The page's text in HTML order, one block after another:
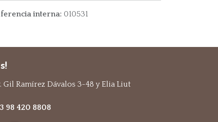
interna: 010531
Gil Ramírez Dávalos 3-48 y Elia Liut
98 420 8808